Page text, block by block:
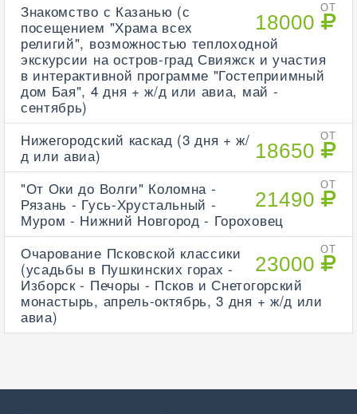
ОТ
18000
Знакомство с Казанью (с
посещением "Храма всех
религий", возможностью теплоходной
экскурсии на остров-град Свияжск и участия
в интерактивной программе "Гостеприимный
дом Бая", 4 дня + ж/д или авиа, май -
сентябрь)
ОТ
18650
Нижегородский каскад (3 дня + ж/
д или авиа)
ОТ
21490
"От Оки до Волги" Коломна -
Рязань - Гусь-Хрустальный -
Муром - Нижний Новгород - Гороховец
ОТ
23000
Очарование Псковской классики
(усадьбы в Пушкинских горах -
Изборск - Печоры - Псков и Снетогорский
монастырь, апрель-октябрь, 3 дня + ж/д или
авиа)